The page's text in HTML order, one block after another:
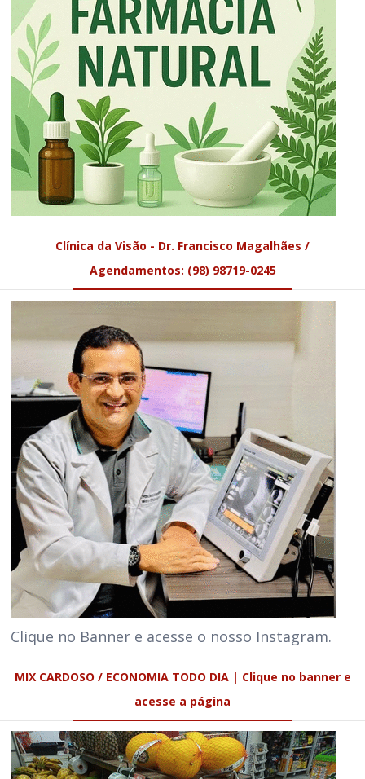
Clínica da Visão - Dr. Francisco Magalhães /
Agendamentos: (98) 98719-0245
Clique no Banner e acesse o nosso Instagram.
MIX CARDOSO / ECONOMIA TODO DIA | Clique no banner e
acesse a página